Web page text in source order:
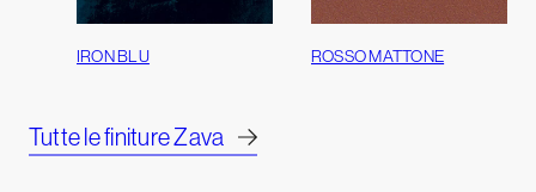
IRON BLU ROSSO MATTONE
Tutte le finiture Zava